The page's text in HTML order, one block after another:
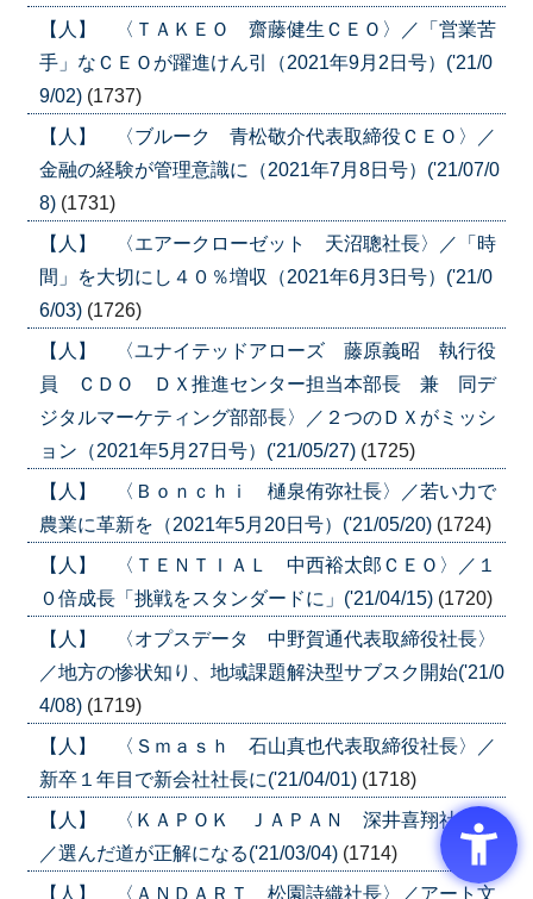
【人】 〈ＴＡＫＥＯ 齋藤健生ＣＥＯ〉／「営業苦
手」なＣＥＯが躍進けん引（2021年9月2日号）('21/0
9/02) (1737)
【人】 〈ブルーク 青松敬介代表取締役ＣＥＯ〉／
金融の経験が管理意識に（2021年7月8日号）('21/07/0
8) (1731)
【人】 〈エアークローゼット 天沼聰社長〉／「時
間」を大切にし４０％増収（2021年6月3日号）('21/0
6/03) (1726)
【人】 〈ユナイテッドアローズ 藤原義昭 執行役
員 ＣＤＯ ＤＸ推進センター担当本部長 兼 同デ
ジタルマーケティング部部長〉／２つのＤＸがミッシ
ョン（2021年5月27日号）('21/05/27) (1725)
【人】 〈Ｂｏｎｃｈｉ 樋泉侑弥社長〉／若い力で
農業に革新を（2021年5月20日号）('21/05/20) (1724)
【人】 〈ＴＥＮＴＩＡＬ 中西裕太郎ＣＥＯ〉／１
０倍成長「挑戦をスタンダードに」('21/04/15) (1720)
【人】 〈オプスデータ 中野賀通代表取締役社長〉
／地方の惨状知り、地域課題解決型サブスク開始('21/0
4/08) (1719)
【人】 〈Ｓｍａｓｈ 石山真也代表取締役社長〉／
新卒１年目で新会社社長に('21/04/01) (1718)
【人】 〈ＫＡＰＯＫ ＪＡＰＡＮ 深井喜翔社長〉
／選んだ道が正解になる('21/03/04) (1714)
【人】 〈ＡＮＤＡＲＴ 松園詩織社長〉／アート文